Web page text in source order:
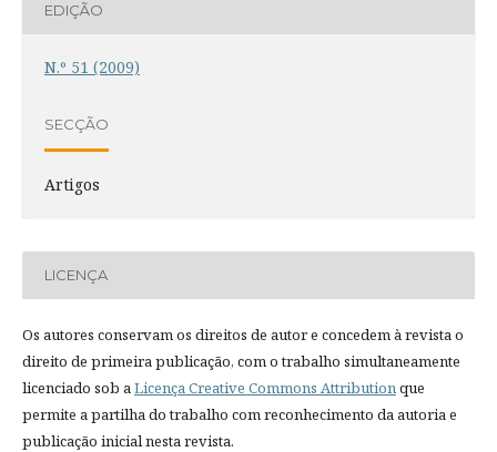
EDIÇÃO
N.º 51 (2009)
SECÇÃO
Artigos
LICENÇA
Os autores conservam os direitos de autor e concedem à revista o
direito de primeira publicação, com o trabalho simultaneamente
licenciado sob aLicença Creative Commons Attributionque
permite a partilha do trabalho com reconhecimento da autoria e
publicação inicial nesta revista.